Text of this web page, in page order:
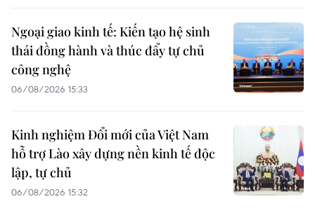
Ngoại giao kinh tế: Kiến tạo hệ sinh
thái đồng hành và thúc đẩy tự chủ
công nghệ
06/08/2026 15:33
Kinh nghiệm Đổi mới của Việt Nam
hỗ trợ Lào xây dựng nền kinh tế độc
lập, tự chủ
06/08/2026 15:32